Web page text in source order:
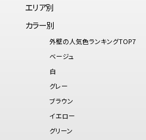
エリア別
カラー別
外壁の人気色ランキングTOP7
ベージュ
白
グレー
ブラウン
イエロー
グリーン